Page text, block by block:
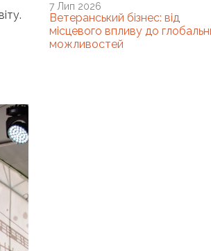
Ветеранський бізнес: від
місцевого впливу до
можливостей
7 Лип 2026